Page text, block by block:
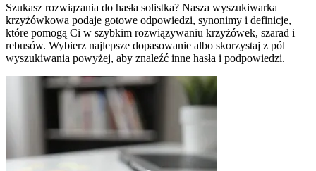
Szukasz rozwiązania do hasła solistka? Nasza wyszukiwarka
krzyżówkowa podaje gotowe odpowiedzi, synonimy i definicje,
które pomogą Ci w szybkim rozwiązywaniu krzyżówek, szarad i
rebusów. Wybierz najlepsze dopasowanie albo skorzystaj z pól
wyszukiwania powyżej, aby znaleźć inne hasła i podpowiedzi.